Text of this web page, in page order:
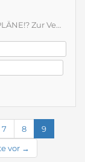
Flick Ingenieurgemeinschaft ZUKUNFTSPLÄNE!? Zur Verstärkung unseres Teams am Standort Ibbenbüren suchen wir zum nächstmöglichen Zeitpunkt einen: Bauingenieur Fachrichtung Wasserwirtschaft / Wasserbau / Siedlungswasserwirtschaft (w/m/d) familienfreundliche Teilzeitmodelle möglich! Masterarbeit schreiben? Praktikumsstelle? Bei uns kein Problem! bewerbungen@ing-flick.de www.ing-flick.de/karriere
7 8
9
vor →